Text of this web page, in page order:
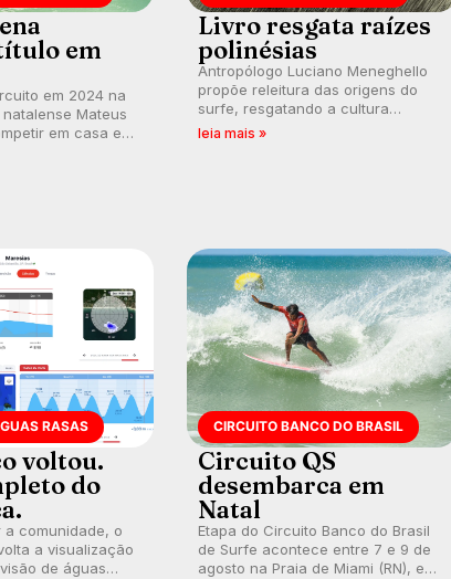
em
em 2024 na
Mateus
em casa em
a hegemonia
Livro resgata raízes
polinésias
Antropólogo Luciano Meneghello
propõe releitura das origens do
surfe, resgatando a cultura
polinésia e questionando a visão
leia mais »
RASAS
voltou.
do
a comunidade, o
a visualização
de águas
CIRCUITO BANCO DO BRASIL
Circuito QS
desembarca em
Natal
Etapa do Circuito Banco do Brasil
de Surfe acontece entre 7 e 9 de
agosto na Praia de Miami (RN), em